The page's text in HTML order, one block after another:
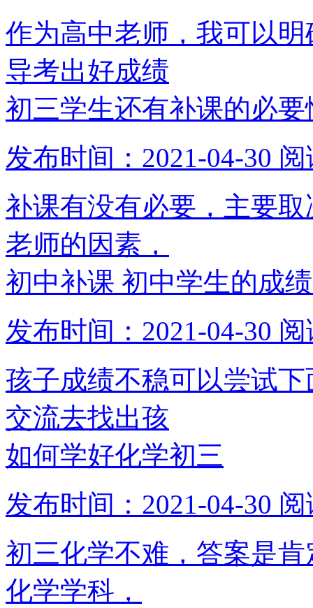
作为高中老师，我可以
导考出好成绩
初三学生还有补课的必要
发布时间：2021-04-30 阅
补课有没有必要，主要
老师的因素，
初中补课 初中学生的成
发布时间：2021-04-30 阅
孩子成绩不稳可以尝试
交流去找出孩
如何学好化学初三
发布时间：2021-04-30 阅
初三化学不难，答案是
化学学科，